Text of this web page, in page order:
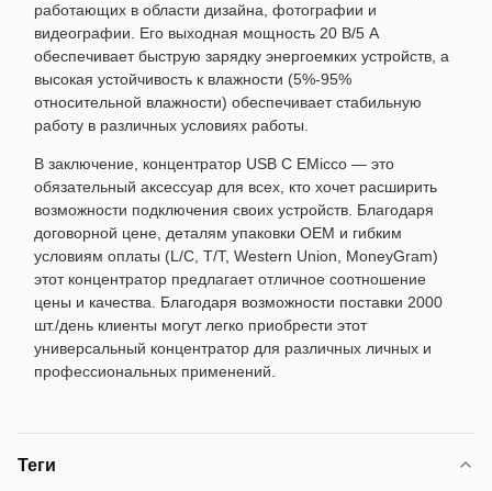
работающих в области дизайна, фотографии и
видеографии. Его выходная мощность 20 В/5 А
обеспечивает быструю зарядку энергоемких устройств, а
высокая устойчивость к влажности (5%-95%
относительной влажности) обеспечивает стабильную
работу в различных условиях работы.
В заключение, концентратор USB C EMicco — это
обязательный аксессуар для всех, кто хочет расширить
возможности подключения своих устройств. Благодаря
договорной цене, деталям упаковки OEM и гибким
условиям оплаты (L/C, T/T, Western Union, MoneyGram)
этот концентратор предлагает отличное соотношение
цены и качества. Благодаря возможности поставки 2000
шт./день клиенты могут легко приобрести этот
универсальный концентратор для различных личных и
профессиональных применений.
Теги